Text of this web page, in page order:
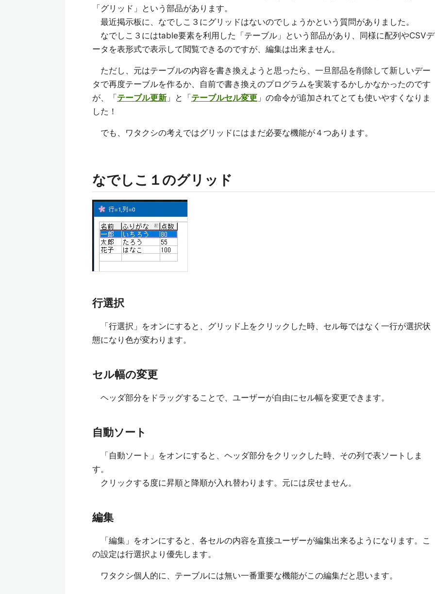
「グリッド」という部品があります。
最近掲示板に、なでしこ３にグリッドはないのでしょうかという質問がありました。
なでしこ３にはtable要素を利用した「テーブル」という部品があり、同様に配列やCSVデ
ータを表形式で表示して閲覧できるのですが、編集は出来ません。
ただし、元はテーブルの内容を書き換えようと思ったら、一旦部品を削除して新しいデー
タで再度テーブルを作るか、自前で書き換えのプログラムを実装するかしかなかったのです
が、「 テーブル更新 」と「 テーブルセル変更 」の命令が追加されてとても使いやすくなりま
した！
でも、ワタクシの考えではグリッドにはまだ必要な機能が４つあります。
なでしこ１のグリッド
行選択
「行選択」をオンにすると、グリッド上をクリックした時、セル毎ではなく一行が選択状
態になり色が変わります。
セル幅の変更
ヘッダ部分をドラッグすることで、ユーザーが自由にセル幅を変更できます。
自動ソート
「自動ソート」をオンにすると、ヘッダ部分をクリックした時、その列で表ソートしま
す。
クリックする度に昇順と降順が入れ替わります。元には戻せません。
編集
「編集」をオンにすると、各セルの内容を直接ユーザーが編集出来るようになります。こ
の設定は行選択より優先します。
ワタクシ個人的に、テーブルには無い一番重要な機能がこの編集だと思います。